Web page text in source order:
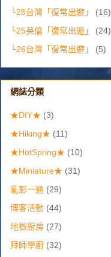
└25台灣「復常出遊」
(16)
└25英倫「復常出遊」
(24)
└26台灣「復常出遊」
(5)
網誌分類
★DIY★ (3)
★Hiking★ (11)
★HotSpring★ (10)
★Miniature★ (31)
亂影一通 (29)
博客活動 (44)
地獄廚房 (27)
拜師學廚 (32)